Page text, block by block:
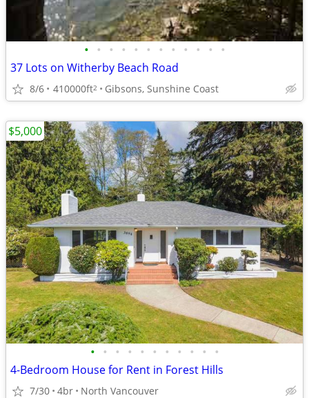
• • • • • • • • • • • •
37 Lots on Witherby Beach Road
8/6 410000ft2 Gibsons, Sunshine Coast
• • • • • • • • • • •
4-Bedroom House for Rent in Forest Hills
7/30 4br North Vancouver
$5,000